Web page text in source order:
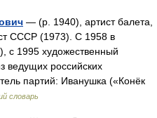
— (р. 1940), артист балета,
СССР (1973). С 1958 в
с 1995 художественный
ведущих российских
партий: Иванушка («Конёк
словарь